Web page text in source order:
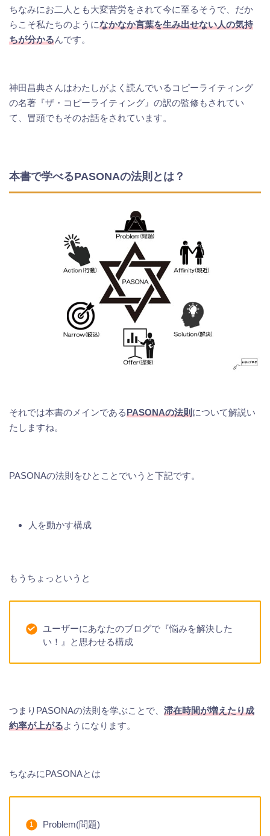
ちなみにお二人とも大変苦労をされて今に至るそうで、だか
らこそ私たちのようになかなか言葉を生み出せない人の気持
ちが分かるんです。
神田昌典さんはわたしがよく読んでいるコピーライティング
の名著『ザ・コピーライティング』の訳の監修もされてい
て、冒頭でもそのお話をされています。
本書で学べるPASONAの法則とは？
それでは本書のメインであるPASONAの法則について解説い
たしますね。
PASONAの法則をひとことでいうと下記です。
人を動かす構成
もうちょっというと
ユーザーにあなたのブログで『悩みを解決した
い！』と思わせる構成
つまりPASONAの法則を学ぶことで、 滞在時間が増えたり成
約率が上がるようになります。
ちなみにPASONAとは
Problem(問題)